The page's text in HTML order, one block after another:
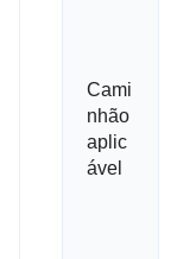
Cami
nhão
aplic
ável